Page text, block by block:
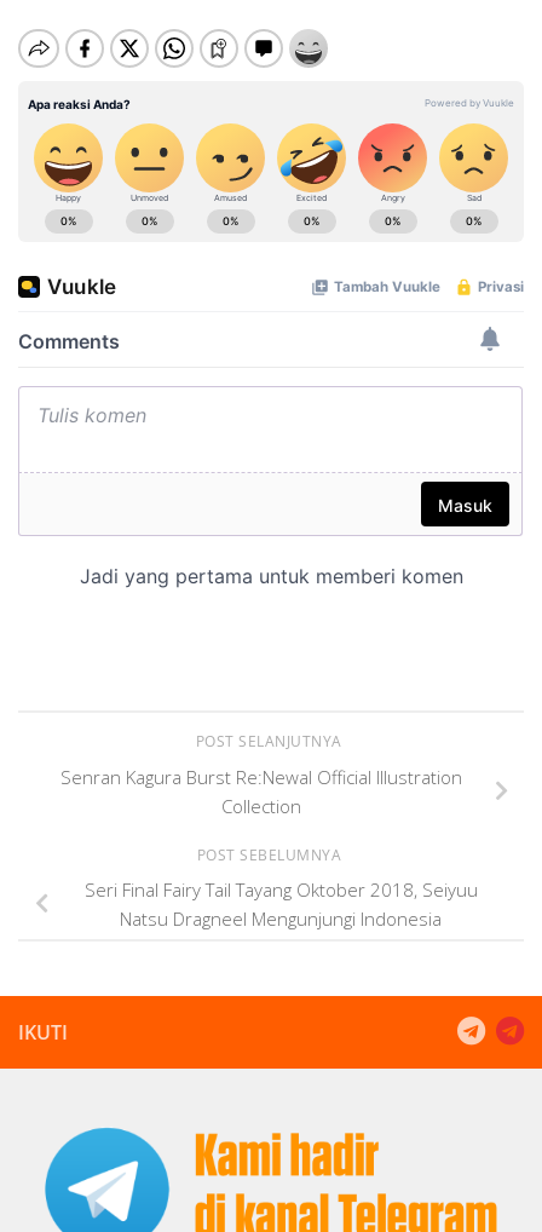
POST SELANJUTNYA
Senran Kagura Burst Re:Newal Official Illustration
Collection
POST SEBELUMNYA
Seri Final Fairy Tail Tayang Oktober 2018, Seiyuu
Natsu Dragneel Mengunjungi Indonesia
IKUTI